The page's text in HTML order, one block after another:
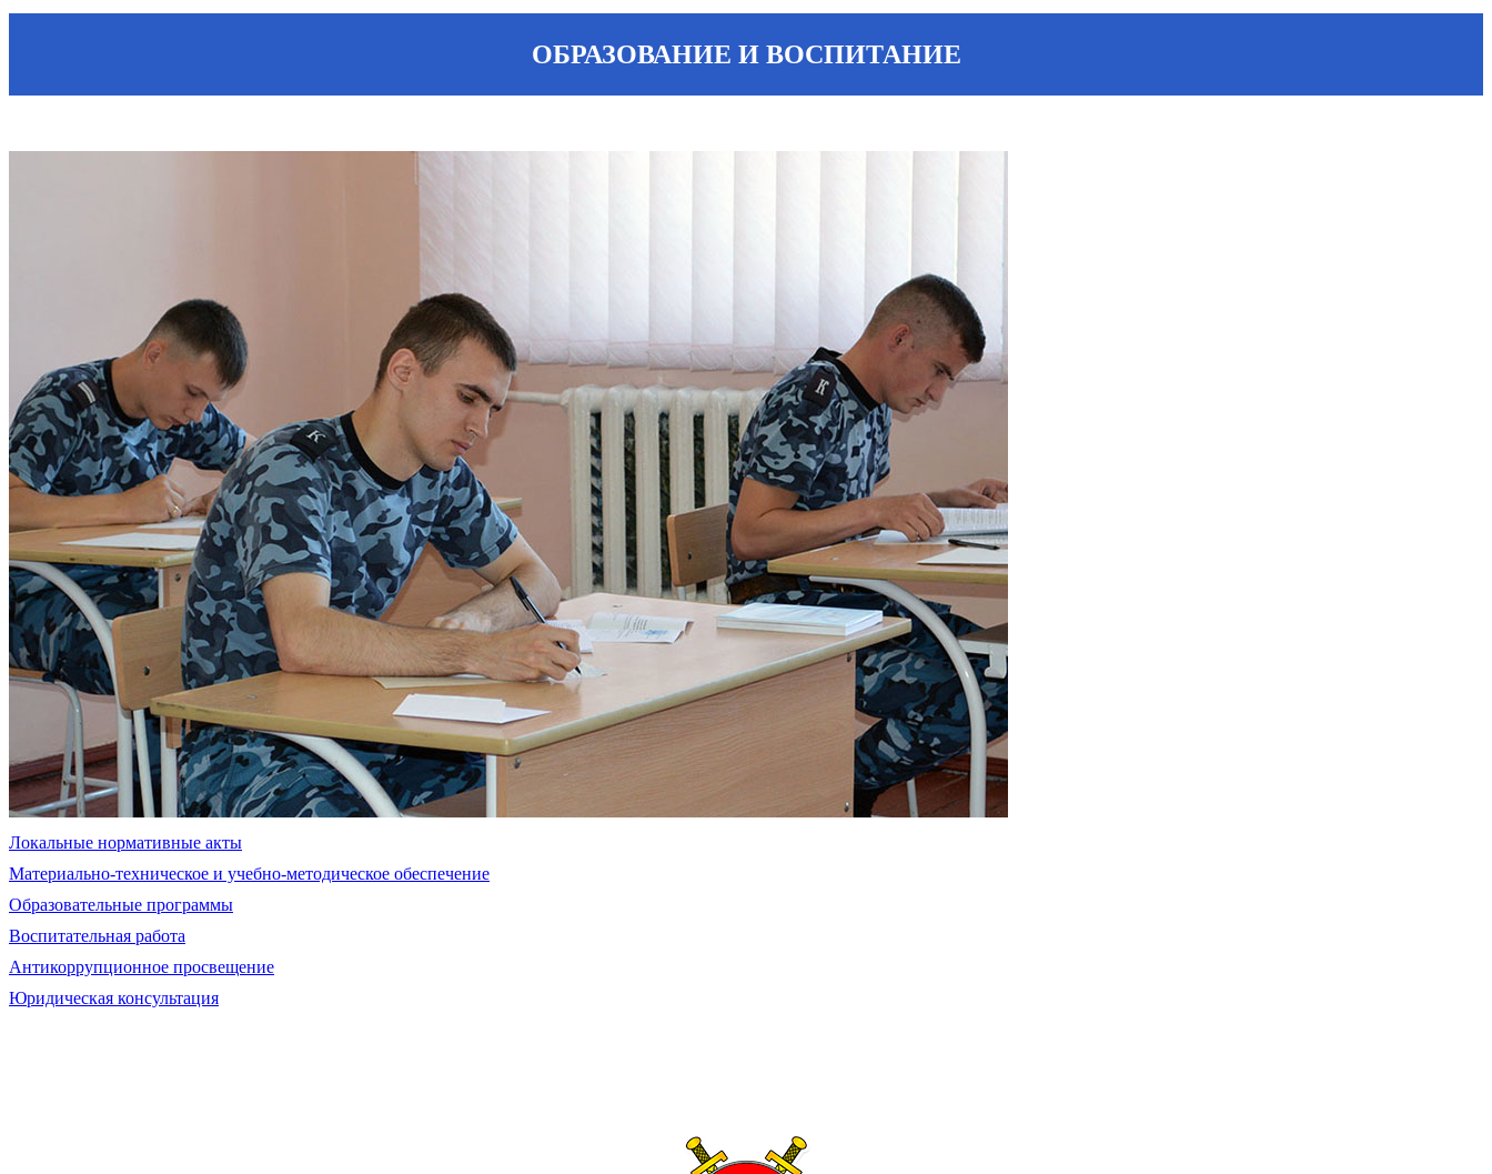
ОБРАЗОВАНИЕ И ВОСПИТАНИЕ
Локальные нормативные акты
Материально-техническое и учебно-методическое обеспечение
Образовательные программы
Воспитательная работа
Антикоррупционное просвещение
Юридическая консультация